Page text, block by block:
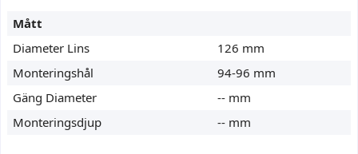
Mått
Diameter Lins
126 mm
Monteringshål
94-96 mm
Gäng Diameter
-- mm
Monteringsdjup
-- mm